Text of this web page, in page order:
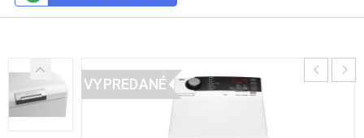
VYPREDANÉ